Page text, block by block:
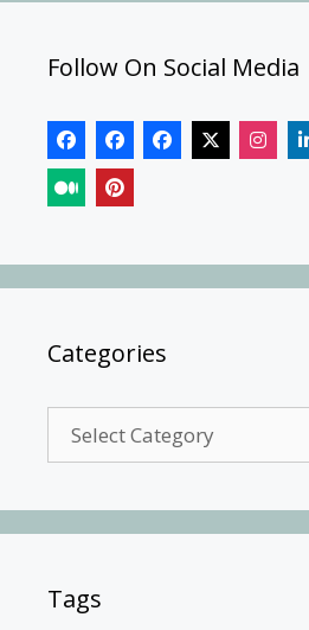
Follow On Social Media
Categories
Tags